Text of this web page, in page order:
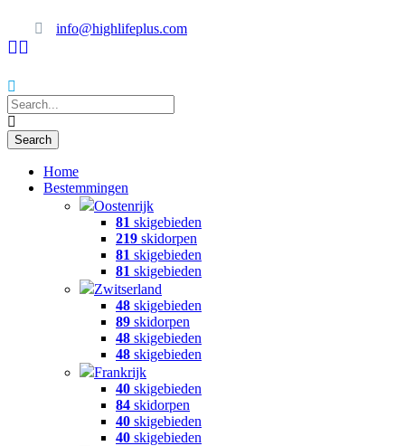
info@highlifeplus.com
Home
Bestemmingen
Oostenrijk
81 skigebieden
219 skidorpen
81 skigebieden
81 skigebieden
Zwitserland
48 skigebieden
89 skidorpen
48 skigebieden
48 skigebieden
Frankrijk
40 skigebieden
84 skidorpen
40 skigebieden
40 skigebieden